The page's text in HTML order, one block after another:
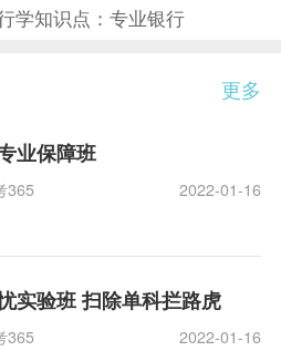
学知识点：专业银行
更多
业保障班
365 2022-01-16
实验班 扫除单科拦路虎
365 2022-01-16